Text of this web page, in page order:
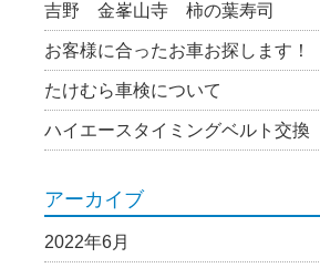
吉野 金峯山寺 柿の葉寿司
お客様に合ったお車お探します！
たけむら車検について
ハイエースタイミングベルト交換
アーカイブ
2022年6月